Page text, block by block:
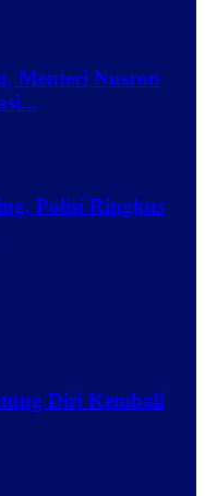
Menteri Nusron
Polisi Ringkus
Diri Kembali